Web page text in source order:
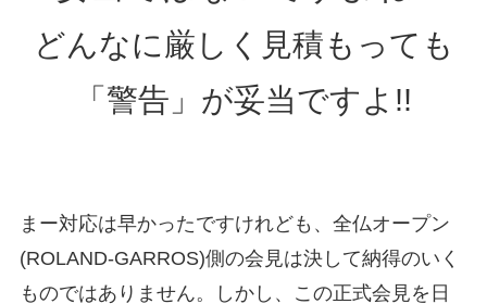
どんなに厳しく見積もっても
「警告」が妥当ですよ!!
まー対応は早かったですけれども、全仏オープン
(ROLAND-GARROS)側の会見は決して納得のいく
ものではありません。しかし、この正式会見を日